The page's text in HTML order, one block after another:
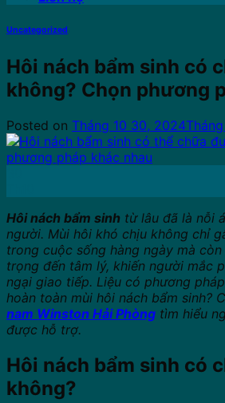
Uncategorized
Hôi nách bẩm sinh có
không? Chọn phương
Posted on Tháng 10 30, 2024
Hôi nách bẩm sinh từ lâu đã là nỗi
người. Mùi hôi khó chịu không chỉ
trong cuộc sống hàng ngày mà
trọng đến tâm lý, khiến người mắc
ngại giao tiếp. Liệu có phương
hoàn toàn mùi hôi nách bẩm sinh?
nam Winston Hải Phòng tìm hiểu
được hỗ trợ.
Hôi nách bẩm sinh có
không?